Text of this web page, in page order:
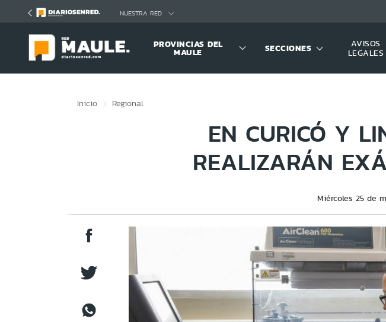
NUESTRA RED
PROVINCIAS DEL
MAULE SECCIONES
AVISOS
LEGALES
Inicio Regional
EN CURICÓ Y
REALIZARÁN
Miércoles 25 de